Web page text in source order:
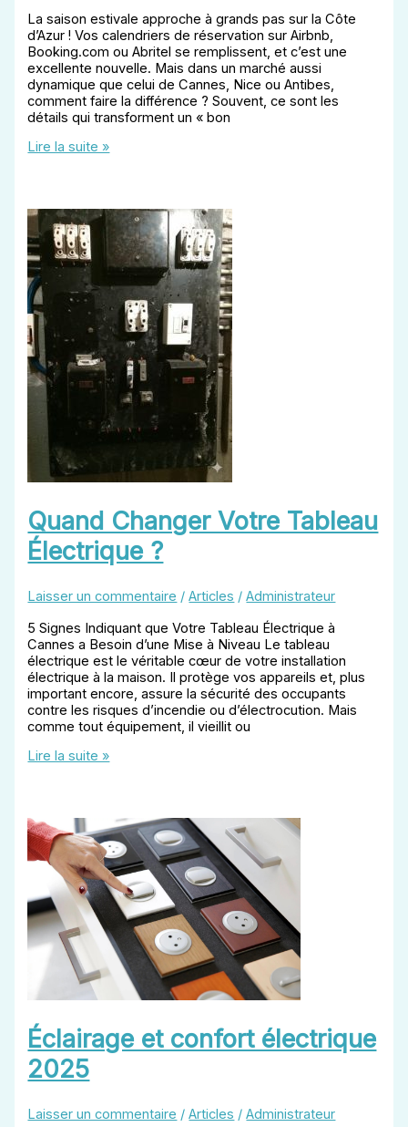
La saison estivale approche à grands pas sur la Côte
d’Azur ! Vos calendriers de réservation sur Airbnb,
Booking.com ou Abritel se remplissent, et c’est une
excellente nouvelle. Mais dans un marché aussi
dynamique que celui de Cannes, Nice ou Antibes,
comment faire la différence ? Souvent, ce sont les
détails qui transforment un « bon
Location
5
Améliorations
Électriques
pour
Booster
vos
Réservations
Cet
Été
Lire la suite »
Quand Changer Votre Tableau
Électrique ?
Laisser un commentaire /Articles /Administrateur
5 Signes Indiquant que Votre Tableau Électrique à
Cannes a Besoin d’une Mise à Niveau Le tableau
électrique est le véritable cœur de votre installation
électrique à la maison. Il protège vos appareils et, plus
important encore, assure la sécurité des occupants
contre les risques d’incendie ou d’électrocution. Mais
comme tout équipement, il vieillit ou
Quand
Électrique
?
Lire la suite »
Éclairage et confort électrique
2025
Laisser un commentaire /Articles /Administrateur